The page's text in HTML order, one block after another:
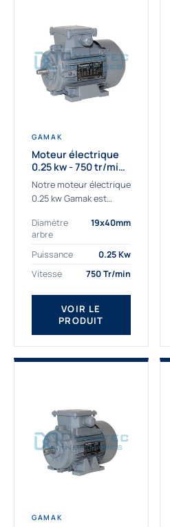
GAMAK
Moteur électrique
0.25 kw - 750 tr/min -
230/400V - IE3
Notre moteur électrique
0.25 kw Gamak est
aux applications
sévères. Nous
déterminons,
fournissons
des moteurs
asynchrones depuis de
nombreuses années....
Diamètre
arbre
19x40mm
Puissance
0.25 Kw
Vitesse
750 Tr/min
VOIR LE
PRODUIT
GAMAK